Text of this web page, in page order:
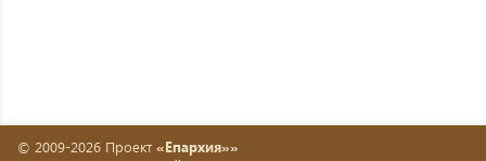
© 2009-2026 Проект «Епархия»»